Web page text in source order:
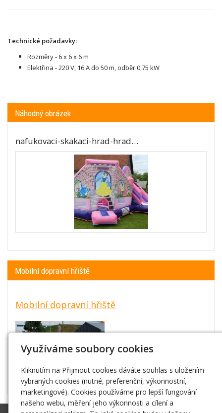
Technické požadavky:
Rozměry - 6 x 6 x 6 m
Elektřina - 220 V, 16 A do 50 m, odběr 0,75 kW
Náhodný obrázek
nafukovaci-skakaci-hrad-hrad…
Mobilní dopravní hřiště
Mobilní dopravní hřiště
Využíváme soubory cookies
Kliknutím na Přijmout cookies dáváte souhlas s uložením
vybraných cookies (nutné, preferenční, výkonnostní,
marketingové). Cookies používáme pro lepší fungování
našeho webu, měření jeho výkonnosti a cílení a